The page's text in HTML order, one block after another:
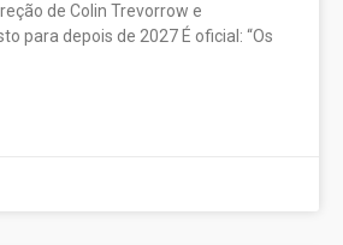
de Colin Trevorrow e
para depois de 2027 É oficial: “Os